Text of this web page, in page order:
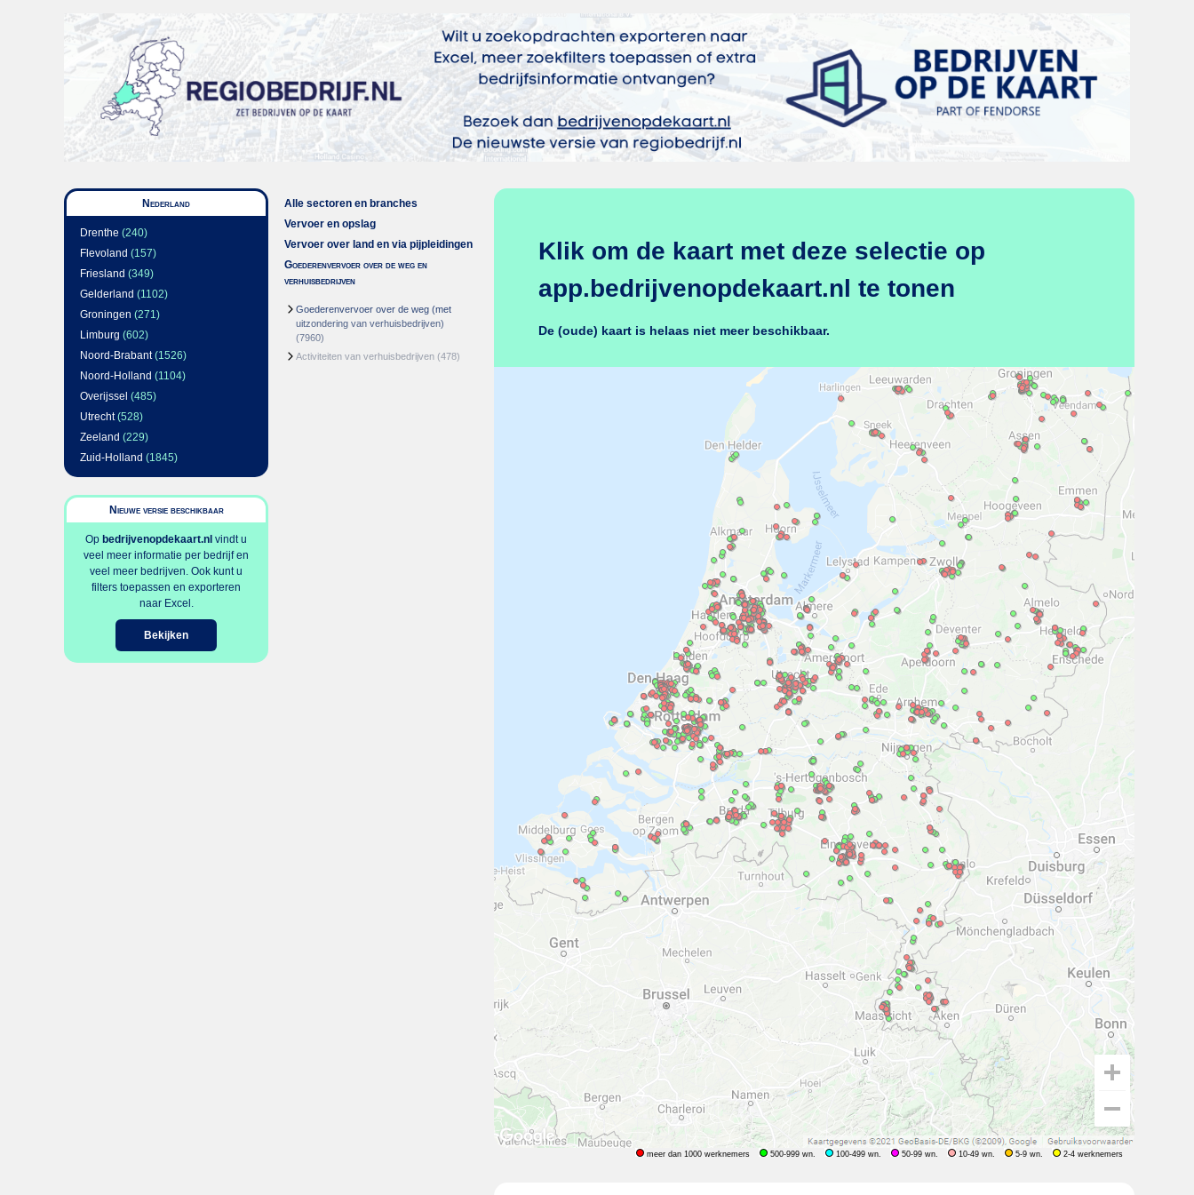
Nederland
Drenthe (240)
Flevoland (157)
Friesland (349)
Gelderland (1102)
Groningen (271)
Limburg (602)
Noord-Brabant(1526)
Noord-Holland (1104)
Overijssel (485)
Utrecht(528)
Zeeland (229)
Zuid-Holland (1845)
Nieuwe versie beschikbaar
Op bedrijvenopdekaart.nl vindt u
veel meer informatie per bedrijf en
veel meer bedrijven. Ook kunt u
filters toepassen en exporteren
naar Excel.
Bekijken
Alle sectoren en branches
Vervoer en opslag
Vervoer over land en via pijpleidingen
Goederenvervoer over de weg en
verhuisbedrijven
Goederenvervoer over de weg (met
uitzondering van verhuisbedrijven)
(7960)
Activiteiten van verhuisbedrijven (478)
Klik om de kaart met deze selectie op
app.bedrijvenopdekaart.nl te tonen
De (oude) kaart is helaas niet meer beschikbaar.
meer dan 1000 werknemers 500-999 wn. 100-499 wn. 50-99 wn. 10-49 wn. 5-9 wn. 2-4 werknemers